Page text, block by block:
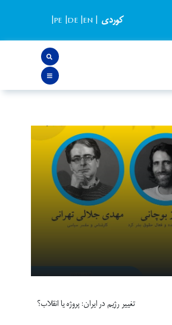
کوردی |
PE |DE|EN
|
تغییر رژیم در ایران: پروژه یا انقلاب؟